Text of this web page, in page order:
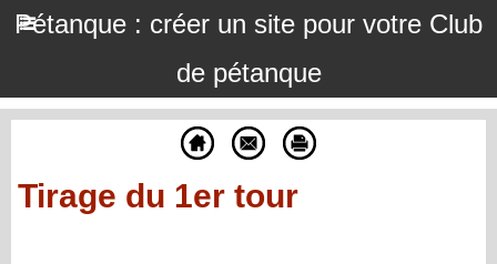
Pétanque : créer un site pour votre Club
de pétanque
Tirage du 1er tour